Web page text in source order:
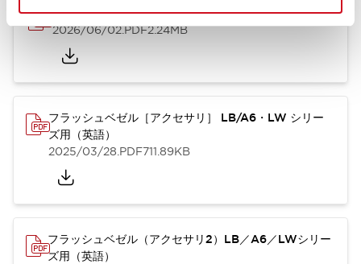
A6シリーズ φ16小形コントロールユニット（英語）
2026/06/02.PDF2.24MB
フラッシュベゼル［アクセサリ］ LB/A6・LW シリー
ズ用（英語）
2025/03/28.PDF711.89KB
フラッシュベゼル（アクセサリ2）LB／A6／LWシリー
ズ用（英語）